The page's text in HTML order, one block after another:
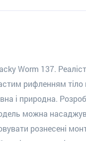
Worm 137.
рифленням тіло
і природна.
можна
рознесені